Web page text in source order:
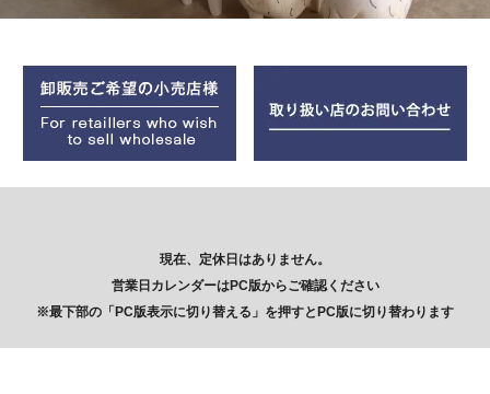
現在、定休日はありません。
営業日カレンダーはPC版からご確認ください
※最下部の「PC版表示に切り替える」を押すとPC版に切り替わります